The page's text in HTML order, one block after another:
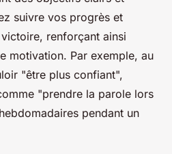
suivre vos progrès et
renforçant ainsi
motivation. Par exemple, au
"être plus confiant",
"prendre la parole lors
pendant un